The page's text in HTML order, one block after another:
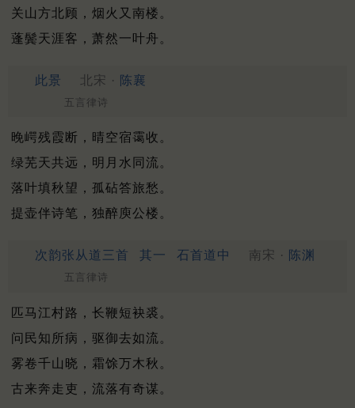
关山方北顾，烟火又南楼。
蓬鬓天涯客，萧然一叶舟。
此景 北宋 · 陈襄
五言律诗
晚崿残霞断，晴空宿霭收。
绿芜天共远，明月水同流。
落叶填秋望，孤砧答旅愁。
提壶伴诗笔，独醉庾公楼。
次韵张从道三首 其一 石首道中 南宋 · 陈渊
五言律诗
匹马江村路，长鞭短袂裘。
问民知所病，驱御去如流。
雾卷千山晓，霜馀万木秋。
古来奔走吏，流落有奇谋。